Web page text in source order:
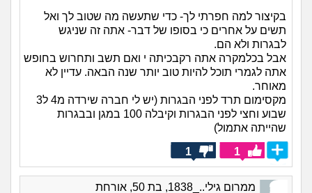
בקיצור למה חפרתי לך- כדי שתעשה מה שטוב לך ואל
תשים על אחרים כי בסופו של דבר- אתה זה שניגש
לבגרות ולא הם.
אבל בכלמקרה אתה רקבכיתה י ואם תשב ותחרוש בחופש
אתה לגמרי תוכל להיות טוב יותר שנה הבאה. עדיין לא
מאוחר.
מקסימום תרד לפני הבגרות (יש לי חברה שירדה מ4 ל3
שבוע וחצי לפני הבגרות וקיבלה 100 במגן ובבגרות
שהייתה אתמול)
1
1
ממרום גילי.._1838, בת 50, אורחת